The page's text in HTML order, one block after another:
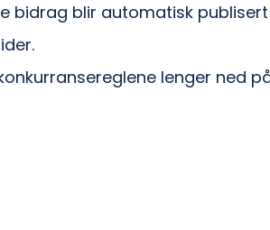
bidrag blir automatisk
lenger ned